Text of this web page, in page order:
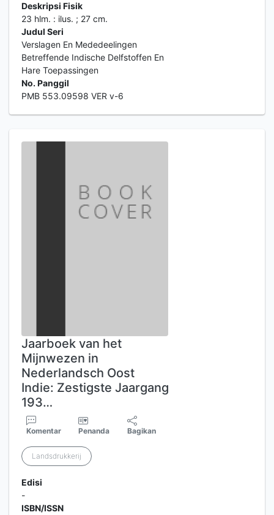
Deskripsi Fisik
23 hlm. : ilus. ; 27 cm.
Judul Seri
Verslagen En Mededeelingen
Betreffende Indische Delfstoffen En
Hare Toepassingen
No. Panggil
PMB 553.09598 VER v-6
Jaarboek van het
Mijnwezen in
Nederlandsch Oost
Indie: Zestigste Jaargang
193…
Komentar Penanda Bagikan
Landsdrukkerij
Edisi
-
ISBN/ISSN